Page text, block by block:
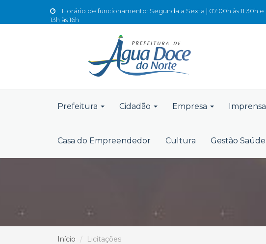
Horário de funcionamento: Segunda a Sexta | 07:00h às 11:30h e
13h às 16h
Prefeitura Cidadão Empresa Imprensa
Casa do Empreendedor Cultura Gestão Saúde
Início Licitações